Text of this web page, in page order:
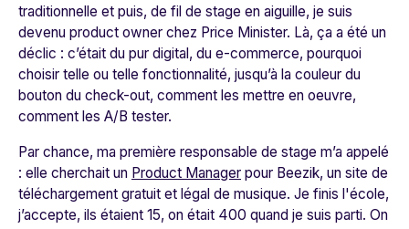
traditionnelle et puis, de fil de stage en aiguille, je suis
devenu product owner chez Price Minister. Là, ça a été un
déclic : c’était du pur digital, du e-commerce, pourquoi
choisir telle ou telle fonctionnalité, jusqu’à la couleur du
bouton du check-out, comment les mettre en oeuvre,
comment les A/B tester.
Par chance, ma première responsable de stage m’a appelé
: elle cherchait un Product Manager pour Beezik, un site de
téléchargement gratuit et légal de musique. Je finis l'école,
j’accepte, ils étaient 15, on était 400 quand je suis parti. On